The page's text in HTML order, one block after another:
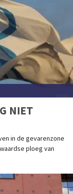
NIET
in de gevarenzone
ploeg van